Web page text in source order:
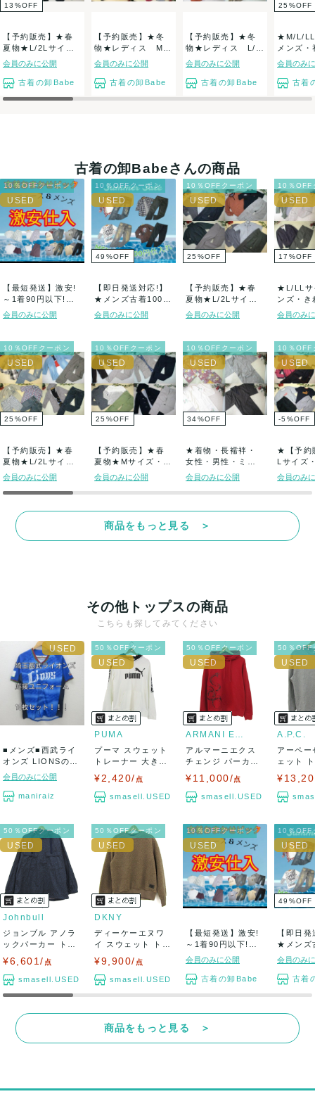
13 %OFF
【予約販売】★春
夏物★L/2Lサイ
ズ・メンズ・お
会員のみに公開
古着の卸Babe
【予約販売】★冬
物★レディス Mサ
イズ アウター...
会員のみに公開
古着の卸Babe
【予約販売】★冬
物★レディス L/2
L アネキャン...
会員のみに公開
古着の卸Babe
25 %OFF
★M/L/LL
メンズ・
婚・葬
会員のみ
古着
古着の卸Babeさんの商品
10％OFFクーポン
【最短発送】激安!
～1着90円以下!古
着おまかせピ...
会員のみに公開
10％OFFクーポン
49 %OFF
【即日発送対応!】
★メンズ古着100円
仕入れ★おま...
会員のみに公開
10％OFFクーポン
25 %OFF
【予約販売】★春
夏物★L/2Lサイ
ズ・メンズ・シ
ニ...
会員のみに公開
10％OFF
17 %OFF
★L/LLサ
ンズ・き
★古着ア
会員のみ
10％OFFクーポン
25 %OFF
【予約販売】★春
夏物★L/2Lサイ
ズ・メンズ・ア
メ...
会員のみに公開
10％OFFクーポン
25 %OFF
【予約販売】★春
夏物★Mサイズ・メ
ンズ・きれいめ
系...
会員のみに公開
10％OFFクーポン
34%OFF
★着物・長襦袢・
女性・男性・ミッ
クス色々★古着ア
イ...
会員のみに公開
10％OFF
-5 %OFF
★【予約
Lサイズ
スポー
会員のみ
商品をもっと見る ＞
その他トップスの商品
こちらも探してみてください
■メンズ■西武ライ
オンズ LIONSの
み!! 応援...
会員のみに公開
maniraiz
50％OFFクーポン
PUMA
プーマ スウェット
トレーナー 大きい
¥2,420/ 点
smasell.USED
50％OFFクーポン
ARMANI EXCHANGE
アルマーニエクス
チェンジ パーカー
¥11,000/点
smasell.USED
50％OFF
A.P.C.
アーペー
ェット
50％OFFクーポン
Johnbull
ジョンブル アノラ
ックパーカー トッ
¥6,601/ 点
smasell.USED
50％OFFクーポン
DKNY
ディーケーエヌワ
イ スウェット トレ
¥9,900/ 点
smasell.USED
10％OFFクーポン
【最短発送】激安!
～1着90円以下!古
着おまかせピ...
会員のみに公開
古着の卸Babe
10％OFF
49 %OFF
【即日
★メンズ
仕入れ★
会員のみ
古着
商品をもっと見る ＞